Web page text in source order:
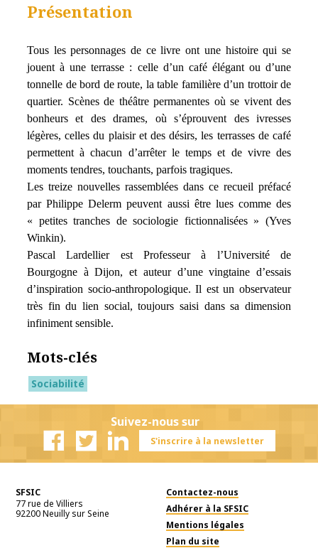
Présentation
Tous les personnages de ce livre ont une histoire qui se
jouent à une terrasse : celle d’un café élégant ou d’une
tonnelle de bord de route, la table familière d’un trottoir de
quartier. Scènes de théâtre permanentes où se vivent des
bonheurs et des drames, où s’éprouvent des ivresses
légères, celles du plaisir et des désirs, les terrasses de café
permettent à chacun d’arrêter le temps et de vivre des
moments tendres, touchants, parfois tragiques.
Les treize nouvelles rassemblées dans ce recueil préfacé
par Philippe Delerm peuvent aussi être lues comme des
« petites tranches de sociologie fictionnalisées » (Yves
Winkin).
Pascal Lardellier est Professeur à l’Université de
Bourgogne à Dijon, et auteur d’une vingtaine d’essais
d’inspiration socio-anthropologique. Il est un observateur
très fin du lien social, toujours saisi dans sa dimension
infiniment sensible.
Mots-clés
Sociabilité
Suivez-nous sur
S'inscrire à la newsletter
SFSIC
77 rue de Villiers
92200Neuilly sur Seine
Contactez-nous
Adhérer à la SFSIC
Mentions légales
Plan du site